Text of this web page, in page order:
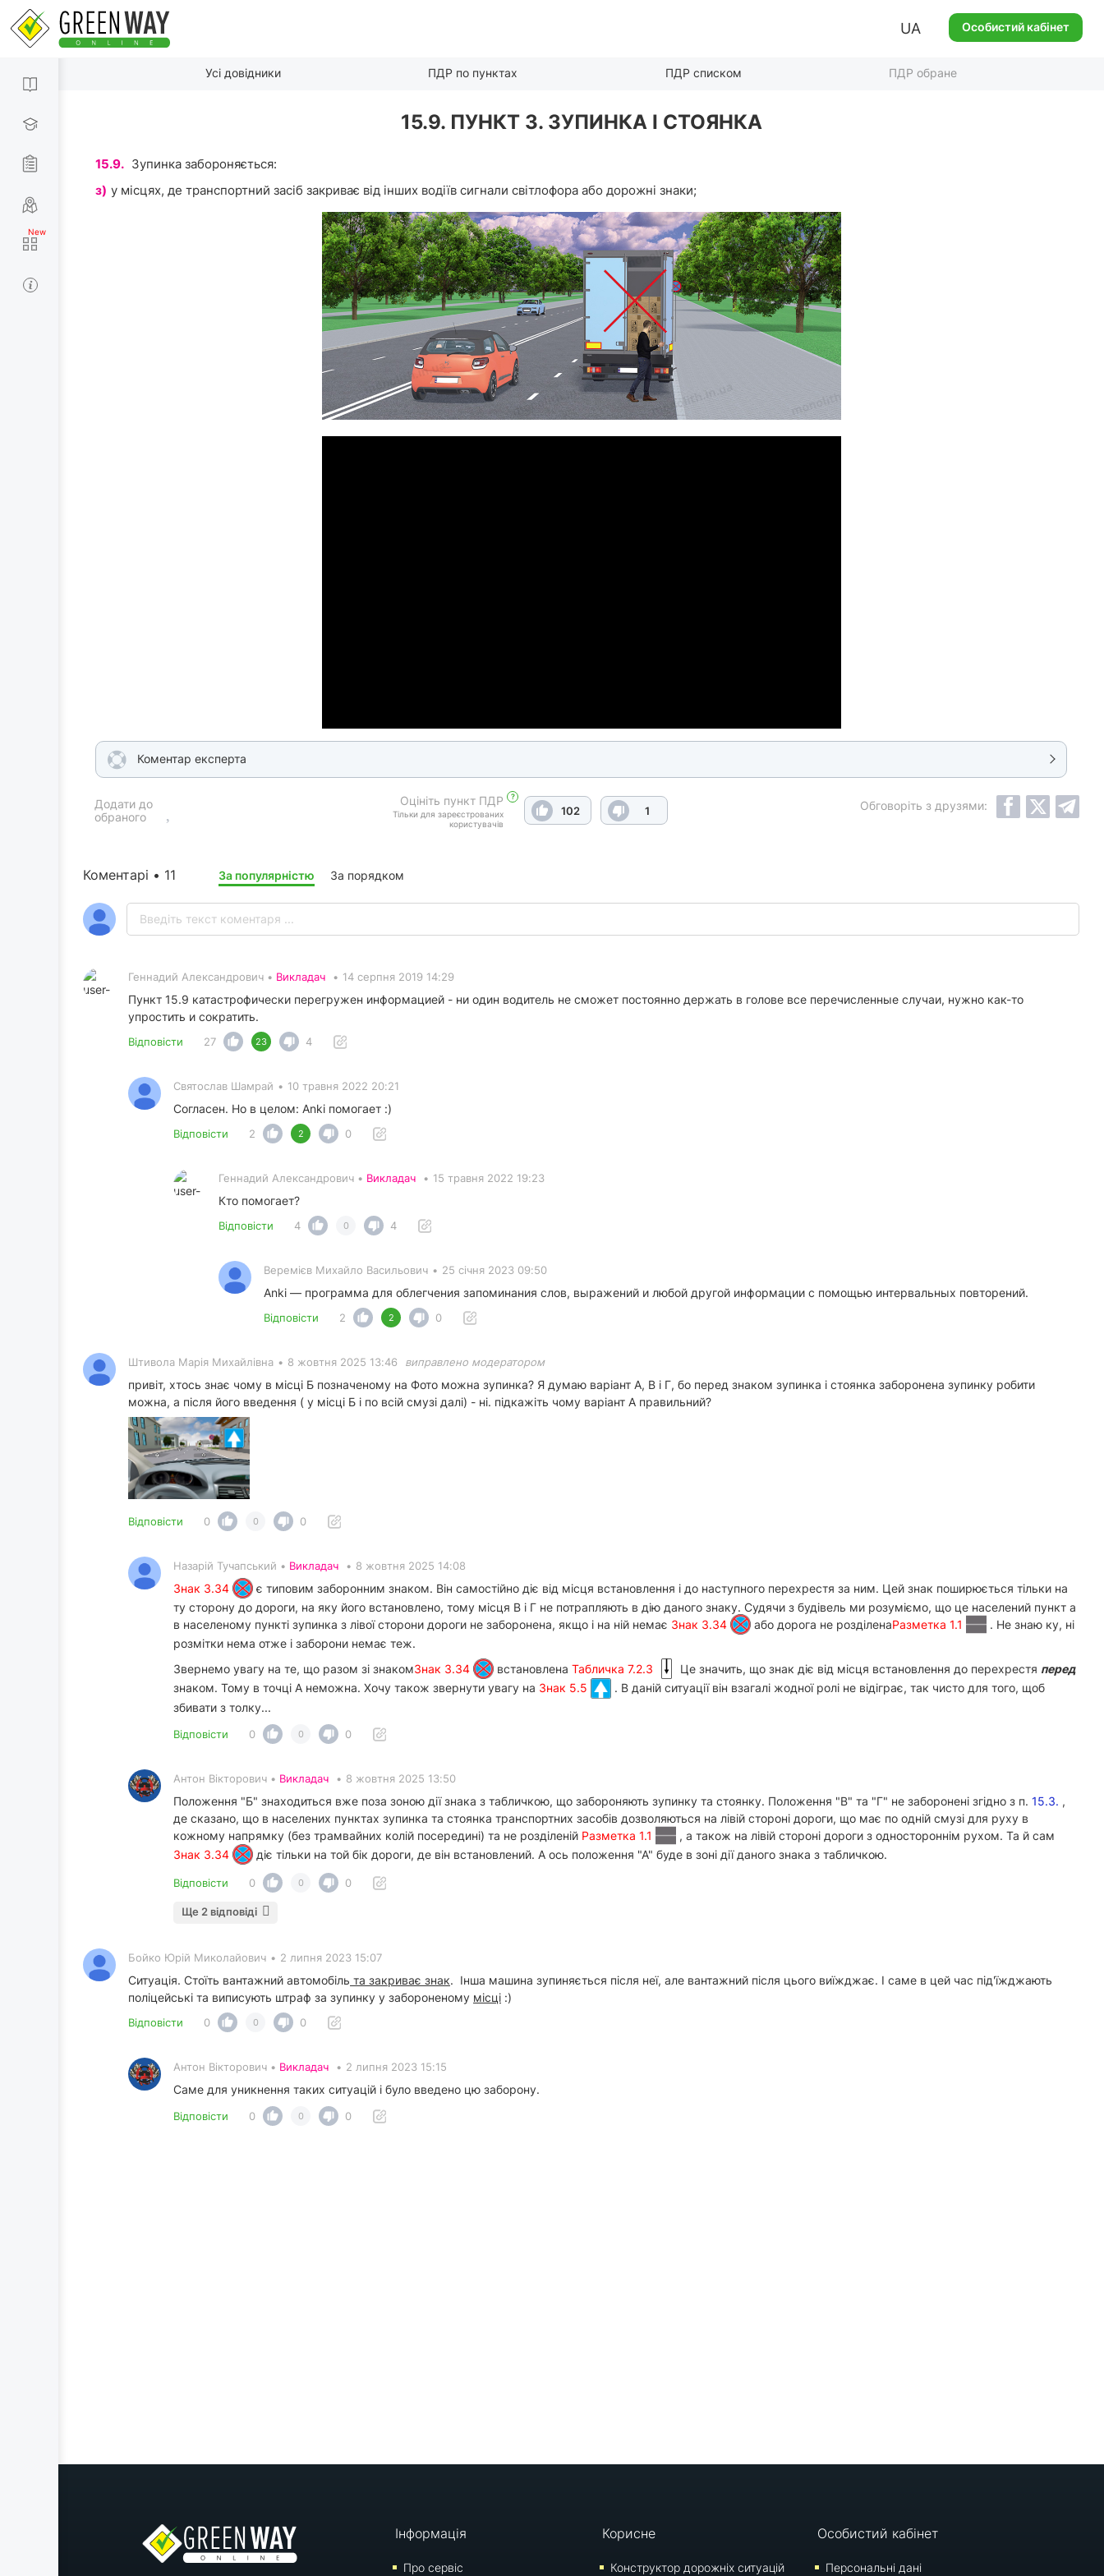
UA Особистий кабінет
Усі довідники ПДР по пунктах ПДР списком ПДР обране
15.9. ПУНКТ З. ЗУПИНКА І СТОЯНКА
15.9. Зупинка забороняється:
з) у місцях, де транспортний засіб закриває від інших водіїв сигнали світлофора або дорожні знаки;
Коментар експерта
Оцініть пункт ПДР ?
Тільки для зареєстрованих
користувачів
102 1
Додати до
обраного
Обговоріть з друзями:
Коментарі • 11 За популярністю За порядком
Геннадий Александрович • Викладач • 14 серпня 2019 14:29
Пункт 15.9 катастрофически перегружен информацией - ни один водитель не сможет постоянно держать в голове все перечисленные случаи, нужно как-то
упростить и сократить.
Відповісти 27 23 4
Святослав Шамрай • 10 травня 2022 20:21
Согласен. Но в целом: Anki помогает :)
Відповісти 2 2 0
Геннадий Александрович • Викладач • 15 травня 2022 19:23
Кто помогает?
Відповісти 4 0 4
Веремієв Михайло Васильович • 25 січня 2023 09:50
Anki — программа для облегчения запоминания слов, выражений и любой другой информации с помощью интервальных повторений.
Відповісти 2 2 0
Штивола Марія Михайлівна • 8 жовтня 2025 13:46 виправлено модератором
привіт, хтось знає чому в місці Б позначеному на Фото можна зупинка? Я думаю варіант А, В і Г, бо перед знаком зупинка і стоянка заборонена зупинку робити
можна, а після його введення ( у місці Б і по всій смузі далі) - ні. підкажіть чому варіант А правильний?
Відповісти 0 0 0
Назарій Тучапський • Викладач • 8 жовтня 2025 14:08
Знак 3.34
є типовим заборонним знаком. Він самостійно діє від місця встановлення і до наступного перехрестя за ним. Цей знак поширюється тільки на
ту сторону до дороги, на яку його встановлено, тому місця В і Г не потрапляють в дію даного знаку. Судячи з будівель ми розуміємо, що це населений пункт а
в населеному пункті зупинка з лівої сторони дороги не заборонена, якщо і на ній немає Знак 3.34 або дорога не розділенаРазметка 1.1
. Не знаю ку, ні
розмітки нема отже і заборони немає теж.
Звернемо увагу на те, що разом зі знакомЗнак 3.34 встановлена Табличка 7.2.3 Це значить, що знак діє від місця встановлення до перехрестя перед
знаком. Тому в точці А неможна. Хочу також звернути увагу на Знак 5.5
. В даній ситуації він взагалі жодної ролі не відіграє, так чисто для того, щоб
збивати з толку...
Відповісти 0 0 0
Антон Вікторович • Викладач • 8 жовтня 2025 13:50
Положення "Б" знаходиться вже поза зоною дії знака з табличкою, що забороняють зупинку та стоянку. Положення "В" та "Г" не заборонені згідно з п. 15.3. ,
де сказано, що в населених пунктах зупинка та стоянка транспортних засобів дозволяються на лівій стороні дороги, що має по одній смузі для руху в
кожному напрямку (без трамвайних колій посередині) та не розділеній Разметка 1.1
, а також на лівій стороні дороги з одностороннім рухом. Та й сам
Знак 3.34
діє тільки на той бік дороги, де він встановлений. А ось положення "А" буде в зоні дії даного знака з табличкою.
Відповісти 0 0 0
Ще 2 відповіді
Бойко Юрій Миколайович • 2 липня 2023 15:07
Ситуація. Стоїть вантажний автомобіль та закриває знак. Інша машина зупиняється після неї, але вантажний після цього виїжджає. І саме в цей час під'їжджають
поліцейські та виписують штраф за зупинку у забороненому місці :)
Відповісти 0 0 0
Антон Вікторович • Викладач • 2 липня 2023 15:15
Саме для уникнення таких ситуацій і було введено цю заборону.
Відповісти 0 0 0
Інформація
Про сервіс
Корисне
Конструктор дорожніх ситуацій
Особистий кабінет
Персональні дані